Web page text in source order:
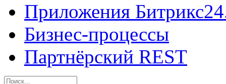
Приложения
Бизнес-процессы
Партнёрский REST